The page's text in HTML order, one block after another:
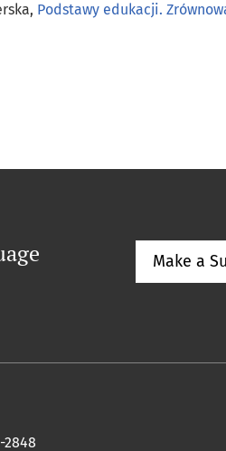
Podstawy edukacji.
Make a
2848